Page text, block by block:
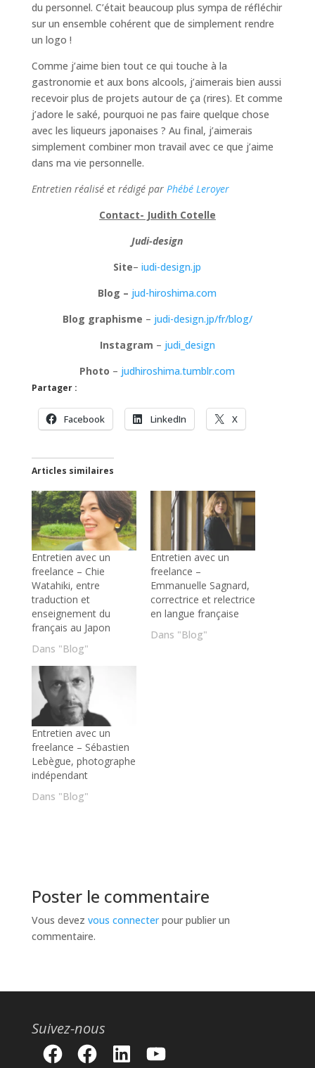
du personnel. C’était beaucoup plus sympa de réfléchir
sur un ensemble cohérent que de simplement rendre
un logo !
Comme j’aime bien tout ce qui touche à la
gastronomie et aux bons alcools, j’aimerais bien aussi
recevoir plus de projets autour de ça (rires). Et comme
j’adore le saké, pourquoi ne pas faire quelque chose
avec les liqueurs japonaises ? Au final, j’aimerais
simplement combiner mon travail avec ce que j’aime
dans ma vie personnelle.
Entretien réalisé et rédigé par Phébé Leroyer
Contact- Judith Cotelle
Judi-design
Site–iudi-design.jp
Blog – jud-hiroshima.com
Blog graphisme – judi-design.jp/fr/blog/
Instagram – judi_design
Photo – judhiroshima.tumblr.com
Partager :
Facebook LinkedIn X
Articles similaires
Entretien avec un
freelance – Chie
Watahiki, entre
traduction et
enseignement du
français au Japon
Dans "Blog"
Entretien avec un
freelance –
Emmanuelle Sagnard,
correctrice et relectrice
en langue française
Dans "Blog"
Entretien avec un
freelance – Sébastien
Lebègue, photographe
indépendant
Dans "Blog"
Poster le commentaire
Vous devez vous connecterpour publier un
commentaire.
Suivez-nous
Facebook Facebook LinkedIn YouTube